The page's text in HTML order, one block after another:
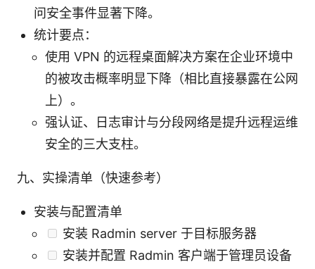
问安全事件显著下降。
统计要点：
使用 VPN 的远程桌面解决方案在企业环境中
的被攻击概率明显下降（相比直接暴露在公网
上）。
强认证、日志审计与分段网络是提升远程运维
安全的三大支柱。
九、实操清单（快速参考）
安装与配置清单
安装 Radmin server 于目标服务器
安装并配置 Radmin 客户端于管理员设备